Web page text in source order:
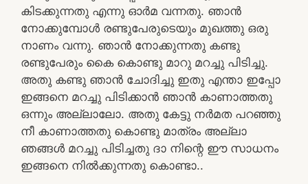
കിടക്കുന്നതു എന്നു ഓർമ വന്നതു. ഞാൻ
നോക്കുമ്പോൾ രണ്ടുപേരുടെയും മുഖത്തു ഒരു
നാണം വന്നു. ഞാൻ നോക്കുന്നതു കണ്ടു
രണ്ടുപേരും കൈ കൊണ്ടു മാറു മറച്ചു പിടിച്ചു.
അതു കണ്ടു ഞാൻ ചോദിച്ചു ഇതു എന്താ ഇപ്പോ
ഇങ്ങനെ മറച്ചു പിടിക്കാൻ ഞാൻ കാണാത്തതു
ഒന്നും അല്ലാലോ. അതു കേട്ടു നർമത പറഞ്ഞു
നീ കാണാത്തതു കൊണ്ടു മാത്രം അല്ലാ
ഞങ്ങൾ മറച്ചു പിടിച്ചതു ദാ നിന്റെ ഈ സാധനം
ഇങ്ങനെ നിൽക്കുന്നതു കൊണ്ടാ..